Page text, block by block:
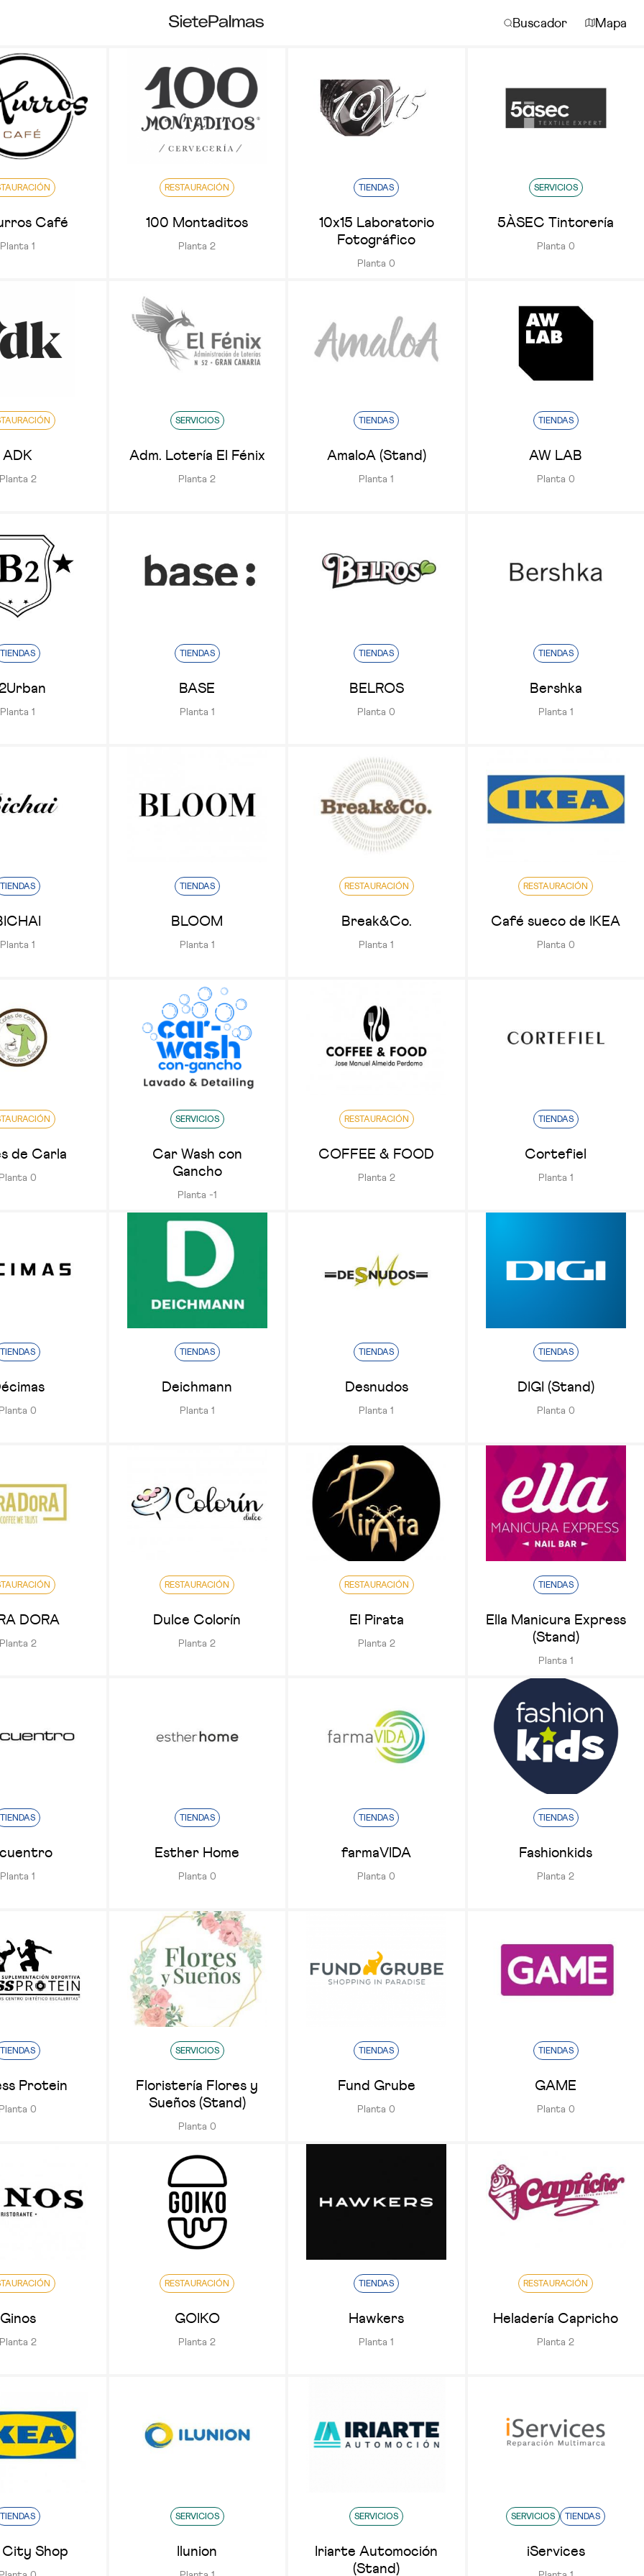
Buscador Mapa
Café
Planta 1
RESTAURACIÓN
100 Montaditos
Planta 2
TIENDAS
10x15 Laboratorio
Fotográfico
Planta 0
SERVICIOS
5ÀSEC Tintorería
Planta 0
ADK
2
SERVICIOS
Adm. Lotería El Fénix
Planta 2
TIENDAS
AmaloA (Stand)
Planta 1
TIENDAS
AW LAB
Planta 0
TIENDAS
Planta 1
TIENDAS
BASE
Planta 1
TIENDAS
BELROS
Planta 0
TIENDAS
Bershka
Planta 1
TIENDAS
Planta 1
TIENDAS
BLOOM
Planta 1
RESTAURACIÓN
Break&Co.
Planta 1
RESTAURACIÓN
Café sueco de IKEA
Planta 0
de Carla
0
SERVICIOS
Car Wash con
Gancho
Planta -1
RESTAURACIÓN
COFFEE & FOOD
Planta 2
TIENDAS
Cortefiel
Planta 1
TIENDAS
0
TIENDAS
Deichmann
Planta 1
TIENDAS
Desnudos
Planta 1
TIENDAS
DIGI (Stand)
Planta 0
DORA
2
RESTAURACIÓN
Dulce Colorín
Planta 2
RESTAURACIÓN
El Pirata
Planta 2
TIENDAS
Ella Manicura Express
(Stand)
Planta 1
TIENDAS
Planta 1
TIENDAS
Esther Home
Planta 0
TIENDAS
farmaVIDA
Planta 0
TIENDAS
Fashionkids
Planta 2
TIENDAS
Protein
0
SERVICIOS
Floristería Flores y
Sueños (Stand)
Planta 0
TIENDAS
Fund Grube
Planta 0
TIENDAS
GAME
Planta 0
Ginos
2
RESTAURACIÓN
GOIKO
Planta 2
TIENDAS
Hawkers
Planta 1
RESTAURACIÓN
Heladería Capricho
Planta 2
TIENDAS
City Shop
SERVICIOS
Ilunion
SERVICIOS
Iriarte Automoción
(Stand)
SERVICIOS TIENDAS
iServices